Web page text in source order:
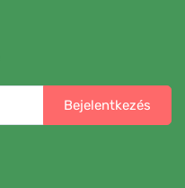
Bejelentkezés